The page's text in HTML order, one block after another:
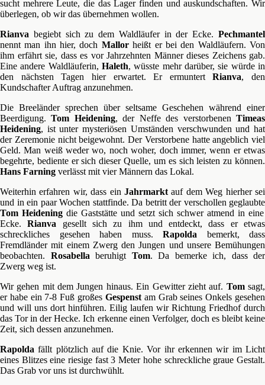
sucht mehrere Leute, die das Lager finden und auskundschaften. Wir
überlegen, ob wir das übernehmen wollen.
Rianva begiebt sich zu dem Waldläufer in der Ecke. Pechmantel
nennt man ihn hier, doch Mallorheißt er bei den Waldläufern. Von
ihm erfährt sie, dass es vor Jahrzehnten Männer dieses Zeichens gab.
Eine andere Waldläuferin, Haleth, wüsste mehr darüber, sie würde in
den nächsten Tagen hier erwartet. Er ermuntertRianva, den
Kundschafter Auftrag anzunehmen.
Die Breeländer sprechen über seltsame Geschehen während einer
Beerdigung.Tom Heidening, der Neffe des verstorbenenTimeas
Heidening, ist unter mysteriösen Umständen verschwunden und hat
der Zeremonie nicht beigewohnt. Der Verstorbene hatte angeblich viel
Geld. Man weiß weder wo, noch woher, doch immer, wenn er etwas
begehrte, bediente er sich dieser Quelle, um es sich leisten zu können.
Hans Farning verlässt mit vier Männern das Lokal.
Weiterhin erfahren wir, dass ein Jahrmarkt auf dem Weg hierher sei
und in ein paar Wochen stattfinde. Da betritt der verschollen geglaubte
Tom Heidening die Gaststätte und setzt sich schwer atmend in eine
Ecke.Rianva gesellt sich zu ihm und entdeckt, dass er etwas
schreckliches gesehen haben muss. Rapolda bemerkt, dass
Fremdländer mit einem Zwerg den Jungen und unsere Bemühungen
beobachten. Rosabella beruhigt Tom. Da bemerke ich, dass der
Zwerg weg ist.
Wir gehen mit dem Jungen hinaus. Ein Gewitter zieht auf. Tomsagt,
er habe ein 7-8 Fuß großes Gespenstam Grab seines Onkels gesehen
und will uns dort hinführen. Eilig laufen wir Richtung Friedhof durch
das Tor in der Hecke. Ich erkenne einen Verfolger, doch es bleibt keine
Zeit, sich dessen anzunehmen.
Rapolda fällt plötzlich auf die Knie. Vor ihr erkennen wir im Licht
eines Blitzes eine riesige fast 3 Meter hohe schreckliche graue Gestalt.
Das Grab vor uns ist durchwühlt.